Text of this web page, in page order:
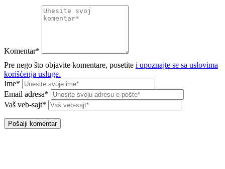
Komentar*
Pre nego što objavite komentare, posetite i upoznajte se sa uslovima
korišćenja usluge.
Ime*
Email adresa*
Vaš veb-sajt*